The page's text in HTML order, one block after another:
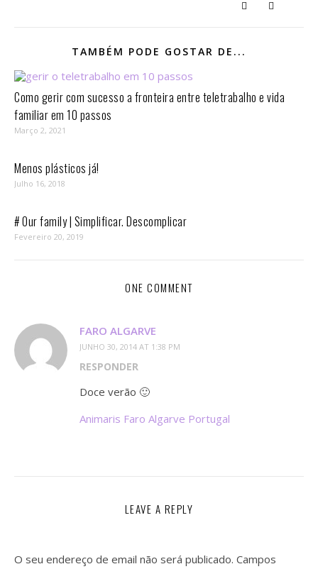
TAMBÉM PODE GOSTAR DE...
Como gerir com sucesso a fronteira entre teletrabalho e vida
familiar em 10 passos⁣
Março 2, 2021
Menos plásticos já!
Julho 16, 2018
# Our family | Simplificar. Descomplicar
Fevereiro 20, 2019
ONE COMMENT
FARO ALGARVE
JUNHO 30, 2014 AT 1:38 PM
RESPONDER
Doce verão 🙂
Animaris Faro Algarve Portugal
LEAVE A REPLY
O seu endereço de email não será publicado. Campos